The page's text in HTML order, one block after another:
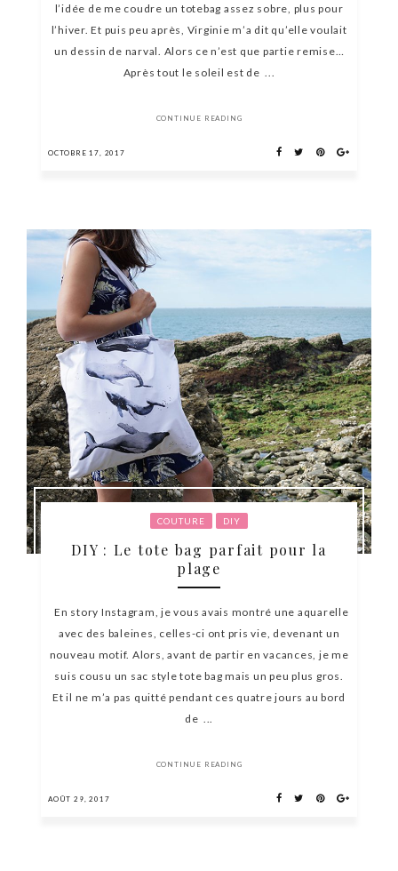
l’idée de me coudre un totebag assez sobre, plus pour
l’hiver. Et puis peu après, Virginie m’a dit qu’elle voulait
un dessin de narval. Alors ce n’est que partie remise…
Après tout le soleil est de ...
CONTINUE READING
OCTOBRE 17, 2017
COUTURE DIY
DIY : Le tote bag parfait pour la
plage
En story Instagram, je vous avais montré une aquarelle
avec des baleines, celles-ci ont pris vie, devenant un
nouveau motif. Alors, avant de partir en vacances, je me
suis cousu un sac style tote bag mais un peu plus gros.
Et il ne m’a pas quitté pendant ces quatre jours au bord
de ...
CONTINUE READING
AOÛT 29, 2017